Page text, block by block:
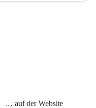
… auf der Website